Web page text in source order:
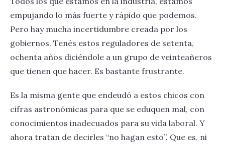
empujando lo más fuerte y rápido que podemos.
Pero hay mucha incertidumbre creada por los
gobiernos. Tenés estos reguladores de setenta,
ochenta años diciéndole a un grupo de veinteañeros
que tienen que hacer. Es bastante frustrante.
Es la misma gente que endeudó a estos chicos con
cifras astronómicas para que se eduquen mal, con
conocimientos inadecuados para su vida laboral. Y
ahora tratan de decirles “no hagan esto”. Que es, ni